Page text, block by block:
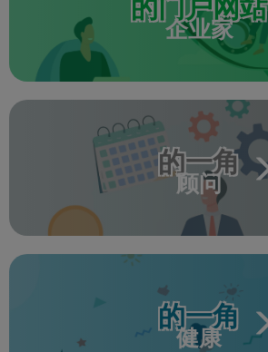
的门户网站
企业家
的一角
顾问
的一角
健康